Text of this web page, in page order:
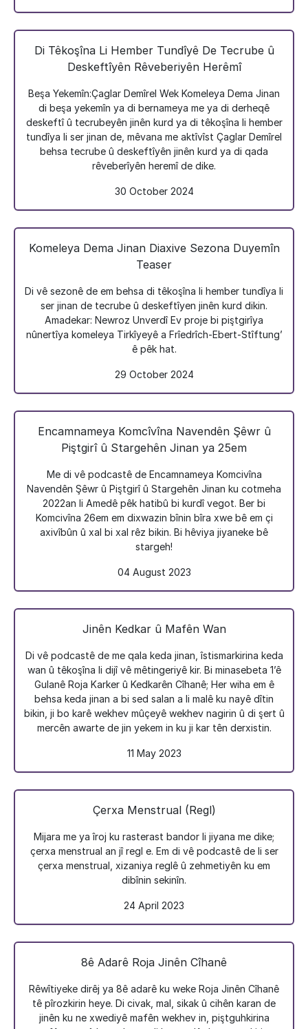
Di Têkoşîna Li Hember Tundîyê De Tecrube û
Deskeftîyên Rêveberiyên Herêmî
Beşa Yekemîn:Çaglar Demîrel Wek Komeleya Dema Jinan
di beşa yekemîn ya di bernameya me ya di derheqê
deskeftî û tecrubeyên jinên kurd ya di têkoşîna li hember
tundîya li ser jinan de, mêvana me aktîvîst Çaglar Demîrel
behsa tecrube û deskeftîyên jinên kurd ya di qada
rêveberîyên heremî de dike.
30 October 2024
Komeleya Dema Jinan Diaxive Sezona Duyemîn
Teaser
Di vê sezonê de em behsa di têkoşîna li hember tundîya li
ser jinan de tecrube û deskeftîyen jinên kurd dikin.
Amadekar: Newroz Unverdî Ev proje bi piştgirîya
nûnertîya komeleya Tirkîyeyê a Frîedrîch-Ebert-Stîftung’
ê pêk hat.
29 October 2024
Encamnameya Komcîvîna Navendên Şêwr û
Piştgirî û Stargehên Jinan ya 25em
Me di vê podcastê de Encamnameya Komcivîna
Navendên Şêwr û Piştgirî û Stargehên Jinan ku cotmeha
2022an li Amedê pêk hatibû bi kurdî vegot. Ber bi
Komcivîna 26em em dixwazin bînin bîra xwe bê em çi
axivîbûn û xal bi xal rêz bikin. Bi hêviya jiyaneke bê
stargeh!
04 August 2023
Jinên Kedkar û Mafên Wan
Di vê podcastê de me qala keda jinan, îstismarkirina keda
wan û têkoşîna li dijî vê mêtingeriyê kir. Bi minasebeta 1’ê
Gulanê Roja Karker û Kedkarên Cîhanê; Her wiha em ê
behsa keda jinan a bi sed salan a li malê ku nayê dîtin
bikin, ji bo karê wekhev mûçeyê wekhev nagirin û di şert û
mercên awarte de jin yekem in ku ji kar tên derxistin.
11 May 2023
Çerxa Menstrual (Regl)
Mijara me ya îroj ku rasterast bandor li jiyana me dike;
çerxa menstrual an jî regl e. Em di vê podcastê de li ser
çerxa menstrual, xizaniya reglê û zehmetiyên ku em
dibînin sekinîn.
24 April 2023
8ê Adarê Roja Jinên Cîhanê
Rêwîtiyeke dirêj ya 8ê adarê ku weke Roja Jinên Cîhanê
tê pîrozkirin heye. Di civak, mal, sikak û cihên karan de
jinên ku ne xwediyê mafên wekhev in, piştguhkirina